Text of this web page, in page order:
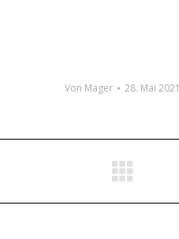
Von Mager 28. Mai 2021